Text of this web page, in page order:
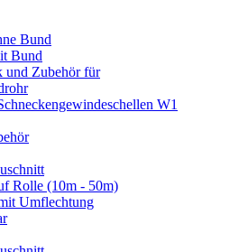
Bund
Bund
und Zubehör für
W1
Rolle (10m - 50m)
Umflechtung